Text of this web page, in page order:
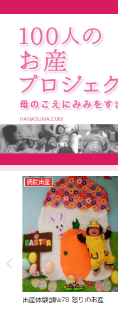
病院出産
出産体験談№27 愛されている気
づきをくれたお産